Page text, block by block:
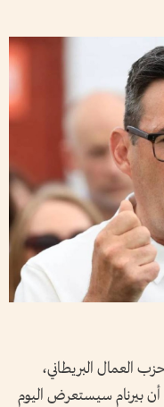
العمال البريطاني،
أن بيرنام سيستعرض اليوم